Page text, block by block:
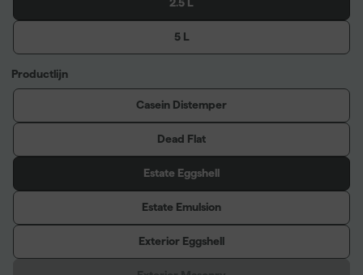
2.5 L
5 L
Productlijn
Casein Distemper
Dead Flat
Estate Eggshell
Estate Emulsion
Exterior Eggshell